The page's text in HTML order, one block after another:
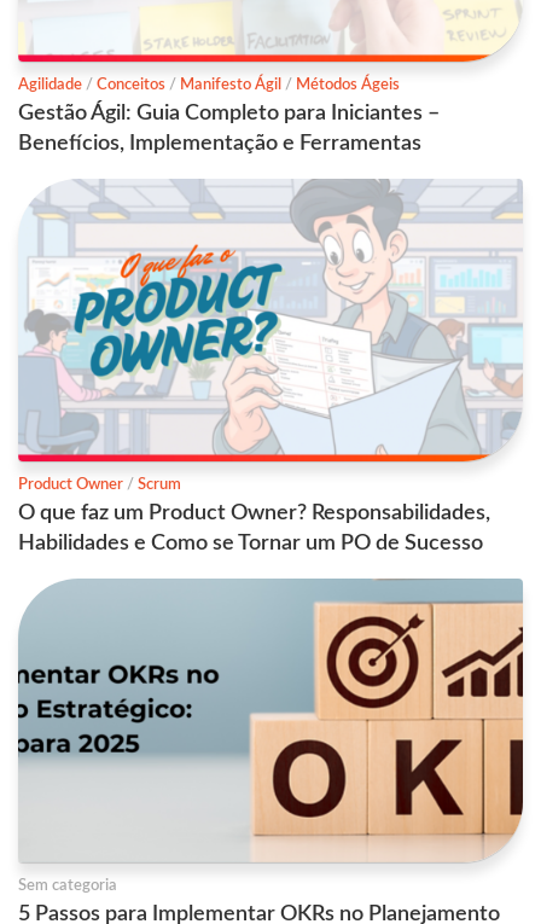
Agilidade / Conceitos / Manifesto Ágil / Métodos Ágeis
Gestão Ágil: Guia Completo para Iniciantes –
Benefícios, Implementação e Ferramentas
Product Owner / Scrum
O que faz um Product Owner? Responsabilidades,
Habilidades e Como se Tornar um PO de Sucesso
Sem categoria
5 Passos para Implementar OKRs no Planejamento